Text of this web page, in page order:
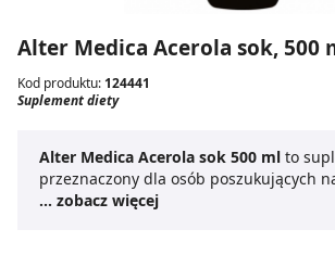
Alter Medica Acerola sok, 500
Kod produktu: 124441
Suplement diety
Alter Medica Acerola sok 500 ml to
przeznaczony dla osób poszukujących
źródła witaminy C w codziennej diecie.
składników. Acerola znana z bardzo
... zobacz więcej